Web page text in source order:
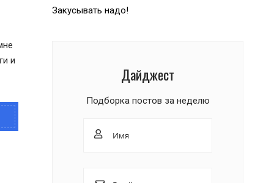
и
Закусывать надо!
Дайджест
Подборка постов за неделю